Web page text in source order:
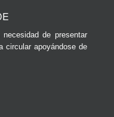
de presentar
circular apoyándose de